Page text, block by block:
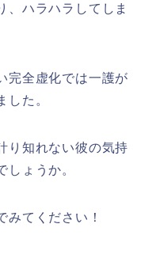
、ハラハラしてしま
完全虚化では一護が
した。
り知れない彼の気持
しょうか。
みてください！